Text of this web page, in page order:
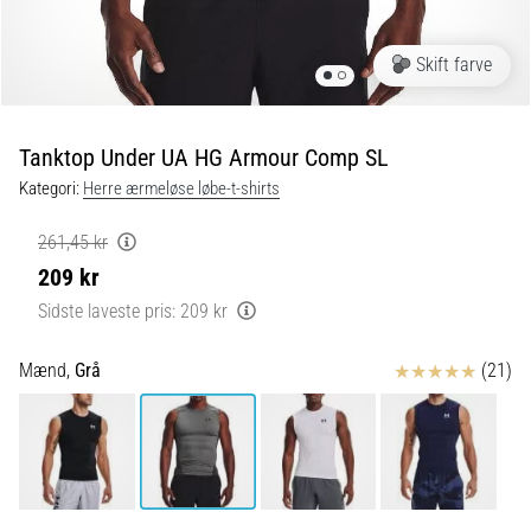
de?
praksis
tester
shuttle
run-
hurtighed,
smidighed
retningsskift.
Hvordan
udføres
den
Skift farve
Tanktop Under UA HG Armour Comp SL
Kategori: Herre ærmeløse løbe-t-shirts
261,45 kr
209 kr
Sidste laveste pris: 209 kr
Mænd, Grå Anmeldelser (21)